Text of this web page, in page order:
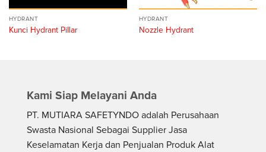
HYDRANT
Kunci Hydrant Pillar
HYDRANT
Nozzle Hydrant
Kami Siap Melayani Anda
PT. MUTIARA SAFETYNDO adalah Perusahaan
Swasta Nasional Sebagai Supplier Jasa
Keselamatan Kerja dan Penjualan Produk Alat